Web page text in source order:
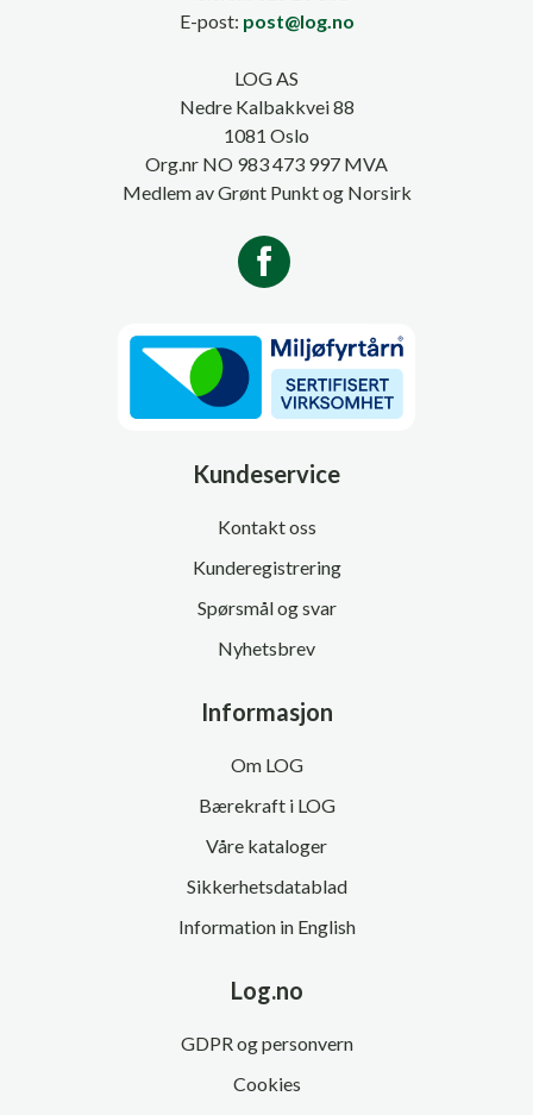
E-post: post@log.no
LOG AS
Nedre Kalbakkvei 88
1081 Oslo
Org.nr NO 983 473 997 MVA
Medlem av Grønt Punkt og Norsirk
Kundeservice
Kontakt oss
Kunderegistrering
Spørsmål og svar
Nyhetsbrev
Informasjon
Om LOG
Bærekraft i LOG
Våre kataloger
Sikkerhetsdatablad
Information in English
Log.no
GDPR og personvern
Cookies